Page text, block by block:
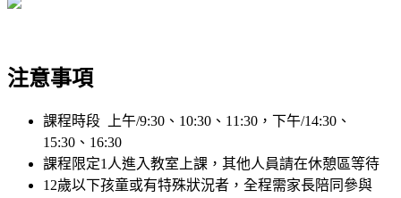
注意事項
課程時段 上午/9:30、10:30、11:30，下午/14:30、
15:30、16:30
課程限定1人進入教室上課，其他人員請在休憩區等待
12歲以下孩童或有特殊狀況者，全程需家長陪同參與